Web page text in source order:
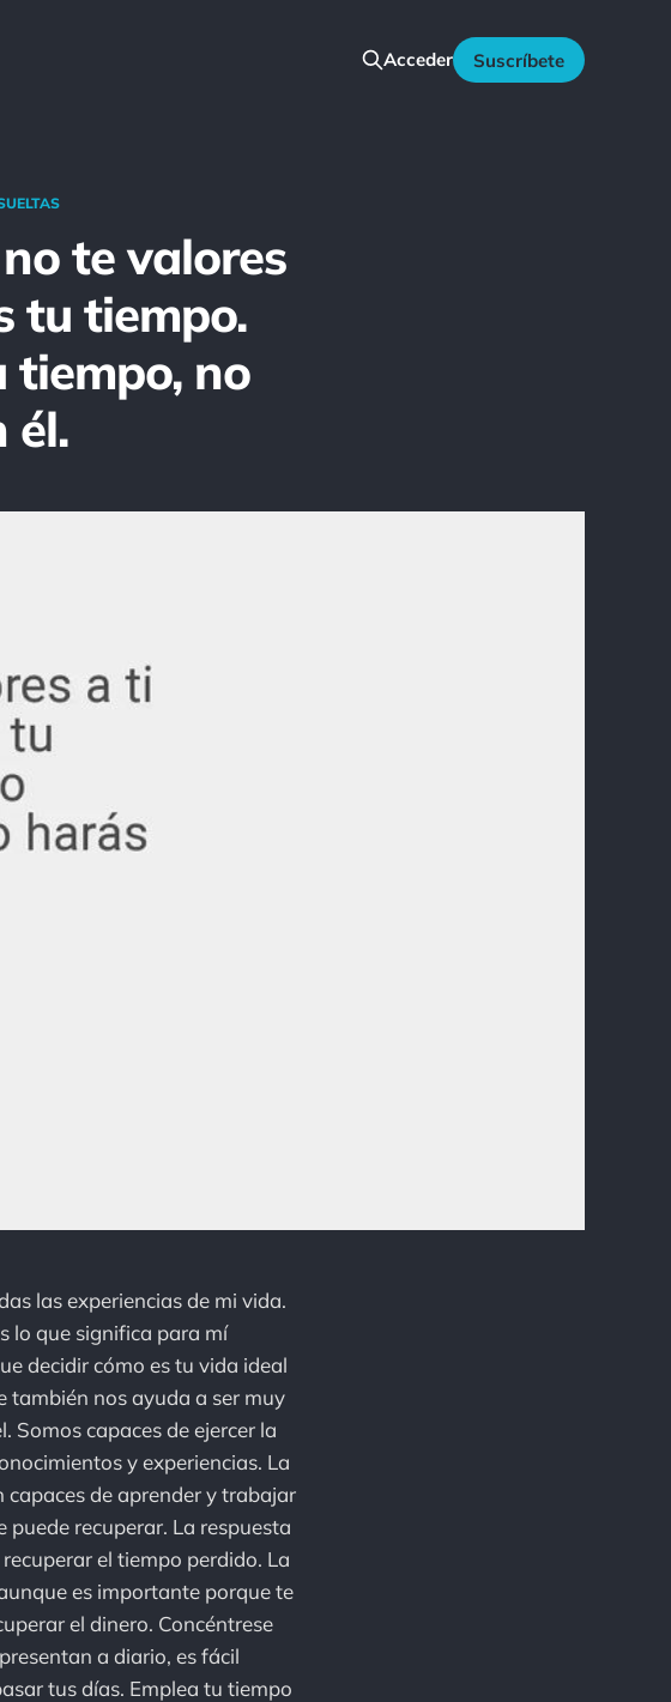
Acceder Suscríbete
te valores
tu tiempo.
tiempo, no
él.
las experiencias de mi vida.
lo que significa para mí
decidir cómo es tu vida ideal
también nos ayuda a ser muy
Somos capaces de ejercer la
y experiencias. La
de aprender y trabajar
puede recuperar. La respuesta
el tiempo perdido. La
es importante porque te
el dinero. Concéntrese
a diario, es fácil
tus días. Emplea tu tiempo